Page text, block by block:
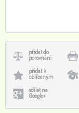
přidat do
porovnání
přidat k
oblíbeným
sdílet na
Google+